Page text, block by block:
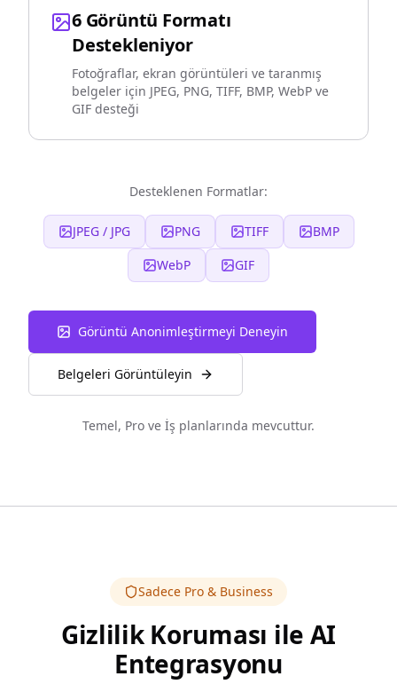
6 Görüntü Formatı
Destekleniyor
Fotoğraflar, ekran görüntüleri ve taranmış
belgeler için JPEG, PNG, TIFF, BMP, WebP ve
GIF desteği
Desteklenen Formatlar:
JPEG / JPG PNG TIFF
BMP
WebP
GIF
Görüntü Anonimleştirmeyi Deneyin
Belgeleri Görüntüleyin
Temel, Pro ve İş planlarında mevcuttur.
Sadece Pro & Business
Gizlilik Koruması ile AI
Entegrasyonu